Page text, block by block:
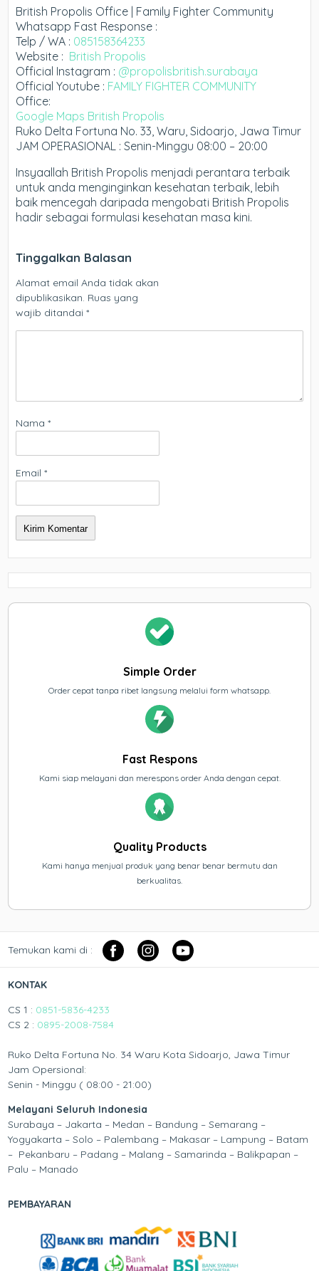
British Propolis Office | Family Fighter Community
Whatsapp Fast Response :
Telp / WA : 085158364233
Website : British Propolis
Official Instagram : @propolisbritish.surabaya
Official Youtube : FAMILY FIGHTER COMMUNITY
Office:
Google Maps British Propolis
Ruko Delta Fortuna No. 33, Waru, Sidoarjo, Jawa Timur
JAM OPERASIONAL : Senin-Minggu 08:00 – 20:00
Insyaallah British Propolis menjadi perantara terbaik
untuk anda menginginkan kesehatan terbaik, lebih
baik mencegah daripada mengobati British Propolis
hadir sebagai formulasi kesehatan masa kini.
Tinggalkan Balasan
Alamat email Anda tidak akan
dipublikasikan. Ruas yang
wajib ditandai*
Nama*
Email*
Simple Order
Order cepat tanpa ribet langsung melalui form whatsapp.
Fast Respons
Kami siap melayani dan merespons order Anda dengan cepat.
Quality Products
Kami hanya menjual produk yang benar benar bermutu dan
berkualitas.
Temukan kami di :
KONTAK
CS 1 : 0851-5836-4233
CS 2 : 0895-2008-7584
Ruko Delta Fortuna No. 34 Waru Kota Sidoarjo, Jawa Timur
Jam Opersional:
Senin - Minggu ( 08:00 - 21:00)
Melayani Seluruh Indonesia
Surabaya – Jakarta – Medan – Bandung – Semarang –
Yogyakarta – Solo – Palembang – Makasar – Lampung – Batam
– Pekanbaru – Padang – Malang – Samarinda – Balikpapan –
Palu – Manado
PEMBAYARAN